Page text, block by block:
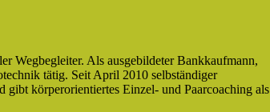
Wegbegleiter. Als ausgebildeter Bankkaufmann,
tätig. Seit April 2010 selbständiger
körperorientiertes Einzel- und Paarcoaching als